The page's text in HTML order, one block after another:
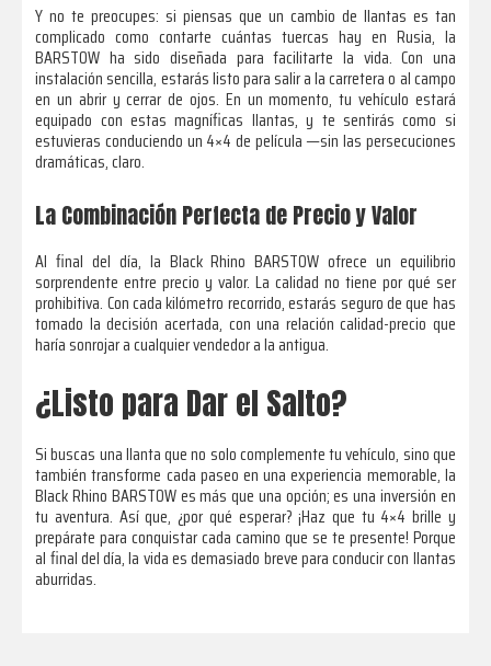
Y no te preocupes: si piensas que un cambio de llantas es tan
complicado como contarte cuántas tuercas hay en Rusia, la
BARSTOW ha sido diseñada para facilitarte la vida. Con una
instalación sencilla, estarás listo para salir a la carretera o al campo
en un abrir y cerrar de ojos. En un momento, tu vehículo estará
equipado con estas magníficas llantas, y te sentirás como si
estuvieras conduciendo un 4×4 de película —sin las persecuciones
dramáticas, claro.
La Combinación Perfecta de Precio y Valor
Al final del día, la Black Rhino BARSTOW ofrece un equilibrio
sorprendente entre precio y valor. La calidad no tiene por qué ser
prohibitiva. Con cada kilómetro recorrido, estarás seguro de que has
tomado la decisión acertada, con una relación calidad-precio que
haría sonrojar a cualquier vendedor a la antigua.
¿Listo para Dar el Salto?
Si buscas una llanta que no solo complemente tu vehículo, sino que
también transforme cada paseo en una experiencia memorable, la
Black Rhino BARSTOW es más que una opción; es una inversión en
tu aventura. Así que, ¿por qué esperar? ¡Haz que tu 4×4 brille y
prepárate para conquistar cada camino que se te presente! Porque
al final del día, la vida es demasiado breve para conducir con llantas
aburridas.